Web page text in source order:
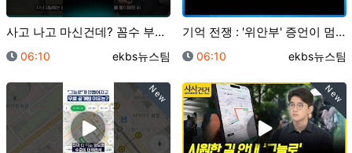
사고 나고 마신건데? 꼼수 부리다 징역행 / 비디오머그…
등록일
06:10 등록자
ekbs뉴스팀
기억 전쟁 : '위안부' 증언이 멈춘 뒤 [예고] | …
등록일
06:10 등록자
ekbs뉴스팀
New New